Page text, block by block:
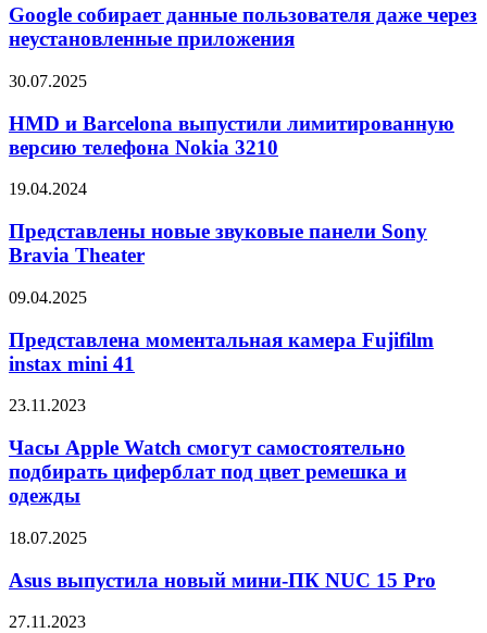
данные
пользователя
даже
неустановленные
Google собирает данные пользователя даже через
неустановленные приложения
HMD
Barcelona
выпустили
лимитированную
телефона
3210
30.07.2025
HMD и Barcelona выпустили лимитированную
версию телефона Nokia 3210
Представлены
звуковые
панели
Sony
Theater
19.04.2024
Представлены новые звуковые панели Sony
Bravia Theater
Представлена
камера
Fujifilm
instax
41
09.04.2025
Представлена моментальная камера Fujifilm
instax mini 41
Часы
Watch
смогут
самостоятельно
подбирать
под
ремешка
одежды
23.11.2023
Часы Apple Watch смогут самостоятельно
подбирать циферблат под цвет ремешка и
одежды
Asus
новый
мини-
ПК
18.07.2025
Asus выпустила новый мини-ПК NUC 15 Pro
Google
27.11.2023